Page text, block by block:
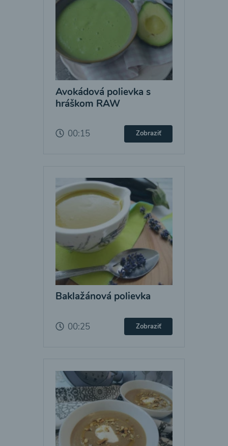
Avokádová polievka s
hráškom RAW
00:15 Zobraziť
Baklažánová polievka
00:25 Zobraziť